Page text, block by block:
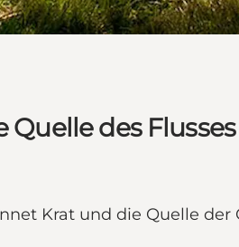
des
Krat und die Quelle